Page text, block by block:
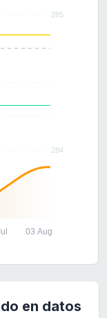
285
284
03 Aug
en datos